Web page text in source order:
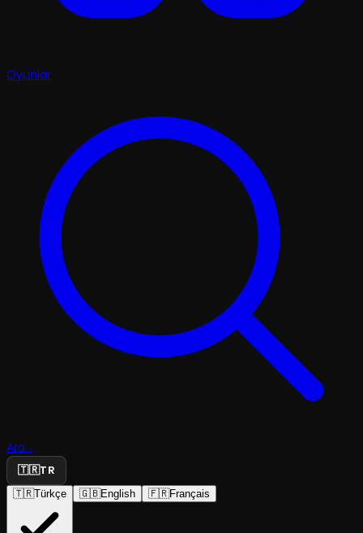
Oyunlar
Ara...
🇹🇷TR
🇹🇷Türkçe 🇬🇧English 🇫🇷Français